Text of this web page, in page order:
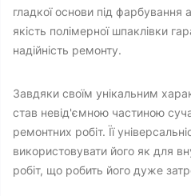
гладкої основи під
якість полімерної шпаклівки
надійність ремонту.
Завдяки своїм унікальним
став невід'ємною частиною
ремонтних робіт. Її
використовувати його як для
робіт, що робить його дуже